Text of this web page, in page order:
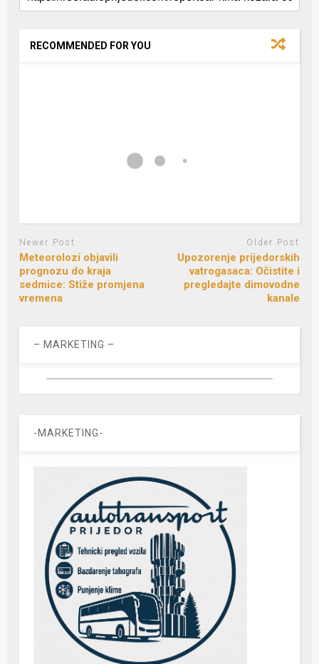
RECOMMENDED FOR YOU
Newer Post
Meteorolozi objavili
prognozu do kraja
sedmice: Stiže promjena
vremena
Older Post
Upozorenje prijedorskih
vatrogasaca: Očistite i
pregledajte dimovodne
kanale
– MARKETING –
-MARKETING-